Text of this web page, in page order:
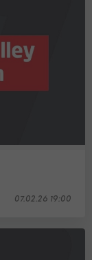
07.02.26 19:00